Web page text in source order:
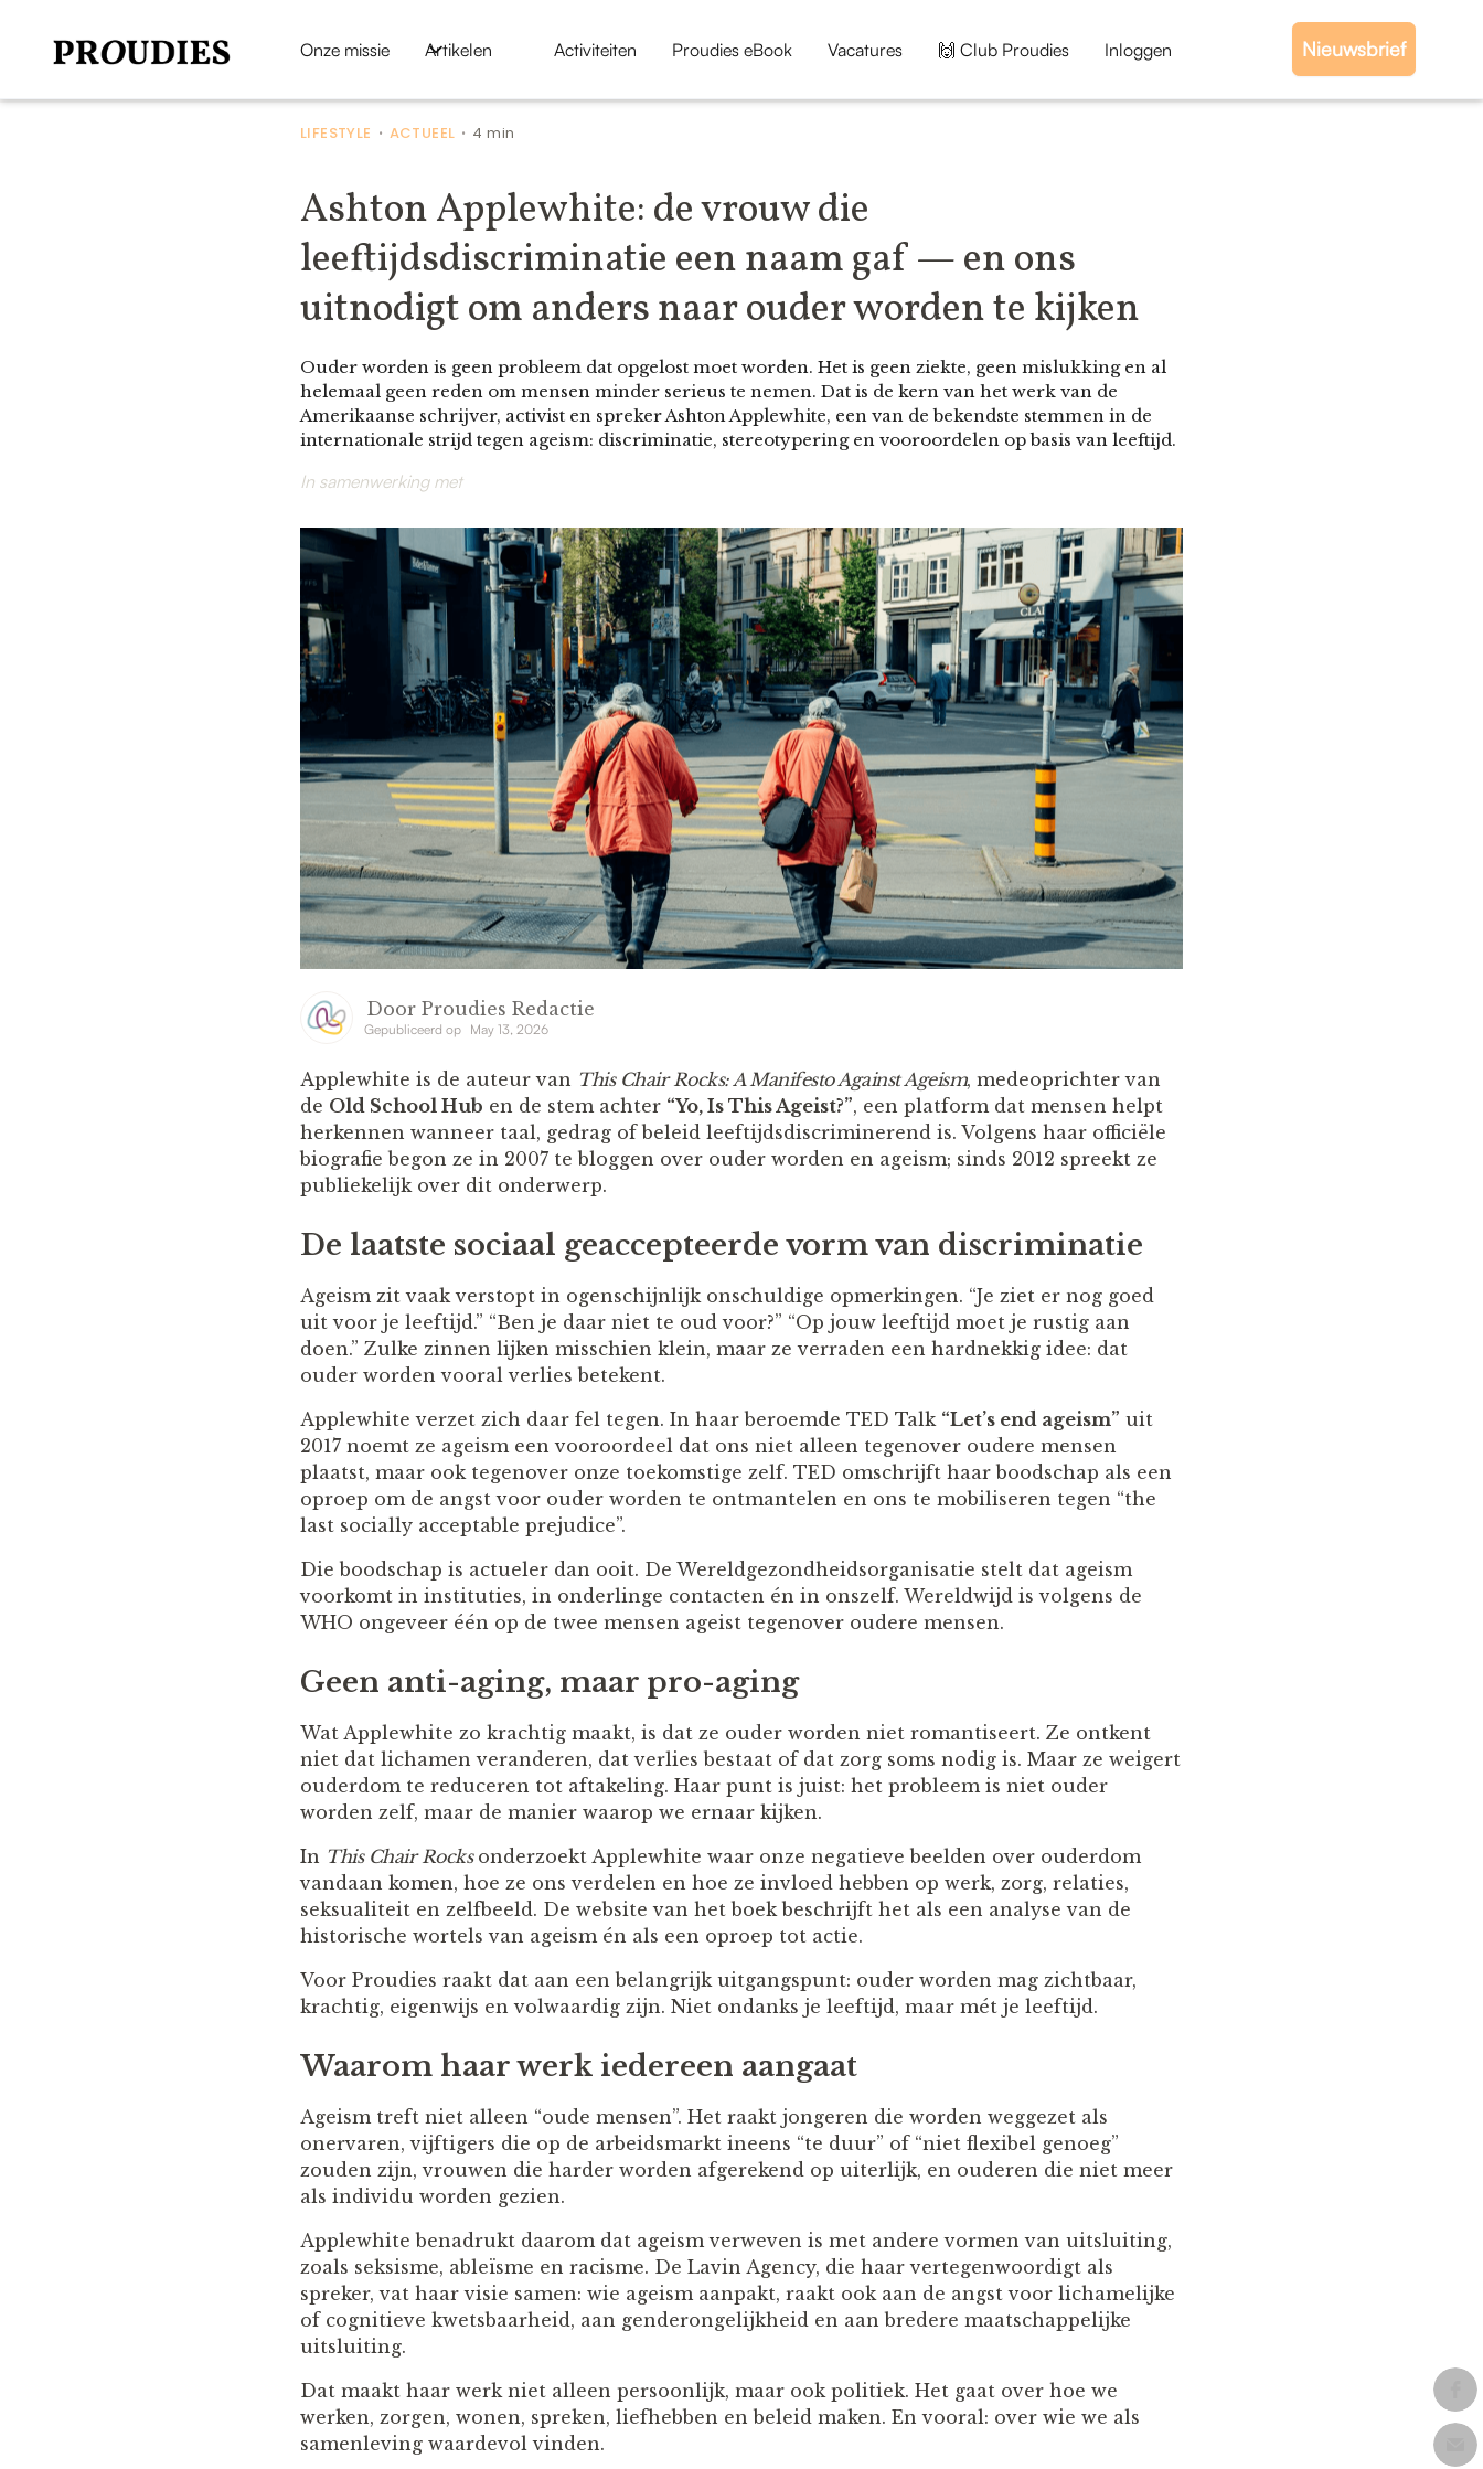
Onze missie Artikelen Activiteiten Proudies eBook Vacatures 🙌 Club Proudies Inloggen Nieuwsbrief
LIFESTYLE • ACTUEEL • 4 min
Ashton Applewhite: de vrouw die
leeftijdsdiscriminatie een naam gaf — en ons
uitnodigt om anders naar ouder worden te kijken
Ouder worden is geen probleem dat opgelost moet worden. Het is geen ziekte, geen mislukking en al
helemaal geen reden om mensen minder serieus te nemen. Dat is de kern van het werk van de
Amerikaanse schrijver, activist en spreker Ashton Applewhite, een van de bekendste stemmen in de
internationale strijd tegen ageism: discriminatie, stereotypering en vooroordelen op basis van leeftijd.
In samenwerking met
Door Proudies Redactie
Gepubliceerd op May 13, 2026
Applewhite is de auteur van This Chair Rocks: A Manifesto Against Ageism, medeoprichter van
de Old School Hub en de stem achter “Yo, Is This Ageist?”, een platform dat mensen helpt
herkennen wanneer taal, gedrag of beleid leeftijdsdiscriminerend is. Volgens haar officiële
biografie begon ze in 2007 te bloggen over ouder worden en ageism; sinds 2012 spreekt ze
publiekelijk over dit onderwerp.
De laatste sociaal geaccepteerde vorm van discriminatie
Ageism zit vaak verstopt in ogenschijnlijk onschuldige opmerkingen. “Je ziet er nog goed
uit voor je leeftijd.” “Ben je daar niet te oud voor?” “Op jouw leeftijd moet je rustig aan
doen.” Zulke zinnen lijken misschien klein, maar ze verraden een hardnekkig idee: dat
ouder worden vooral verlies betekent.
Applewhite verzet zich daar fel tegen. In haar beroemde TED Talk “Let’s end ageism” uit
2017 noemt ze ageism een vooroordeel dat ons niet alleen tegenover oudere mensen
plaatst, maar ook tegenover onze toekomstige zelf. TED omschrijft haar boodschap als een
oproep om de angst voor ouder worden te ontmantelen en ons te mobiliseren tegen “the
last socially acceptable prejudice”.
Die boodschap is actueler dan ooit. De Wereldgezondheidsorganisatie stelt dat ageism
voorkomt in instituties, in onderlinge contacten én in onszelf. Wereldwijd is volgens de
WHO ongeveer één op de twee mensen ageist tegenover oudere mensen.
Geen anti-aging, maar pro-aging
Wat Applewhite zo krachtig maakt, is dat ze ouder worden niet romantiseert. Ze ontkent
niet dat lichamen veranderen, dat verlies bestaat of dat zorg soms nodig is. Maar ze weigert
ouderdom te reduceren tot aftakeling. Haar punt is juist: het probleem is niet ouder
worden zelf, maar de manier waarop we ernaar kijken.
In This Chair Rocksonderzoekt Applewhite waar onze negatieve beelden over ouderdom
vandaan komen, hoe ze ons verdelen en hoe ze invloed hebben op werk, zorg, relaties,
seksualiteit en zelfbeeld. De website van het boek beschrijft het als een analyse van de
historische wortels van ageism én als een oproep tot actie.
Voor Proudies raakt dat aan een belangrijk uitgangspunt: ouder worden mag zichtbaar,
krachtig, eigenwijs en volwaardig zijn. Niet ondanks je leeftijd, maar mét je leeftijd.
Waarom haar werk iedereen aangaat
Ageism treft niet alleen “oude mensen”. Het raakt jongeren die worden weggezet als
onervaren, vijftigers die op de arbeidsmarkt ineens “te duur” of “niet flexibel genoeg”
zouden zijn, vrouwen die harder worden afgerekend op uiterlijk, en ouderen die niet meer
als individu worden gezien.
Applewhite benadrukt daarom dat ageism verweven is met andere vormen van uitsluiting,
zoals seksisme, ableïsme en racisme. De Lavin Agency, die haar vertegenwoordigt als
spreker, vat haar visie samen: wie ageism aanpakt, raakt ook aan de angst voor lichamelijke
of cognitieve kwetsbaarheid, aan genderongelijkheid en aan bredere maatschappelijke
uitsluiting.
Dat maakt haar werk niet alleen persoonlijk, maar ook politiek. Het gaat over hoe we
werken, zorgen, wonen, spreken, liefhebben en beleid maken. En vooral: over wie we als
samenleving waardevol vinden.